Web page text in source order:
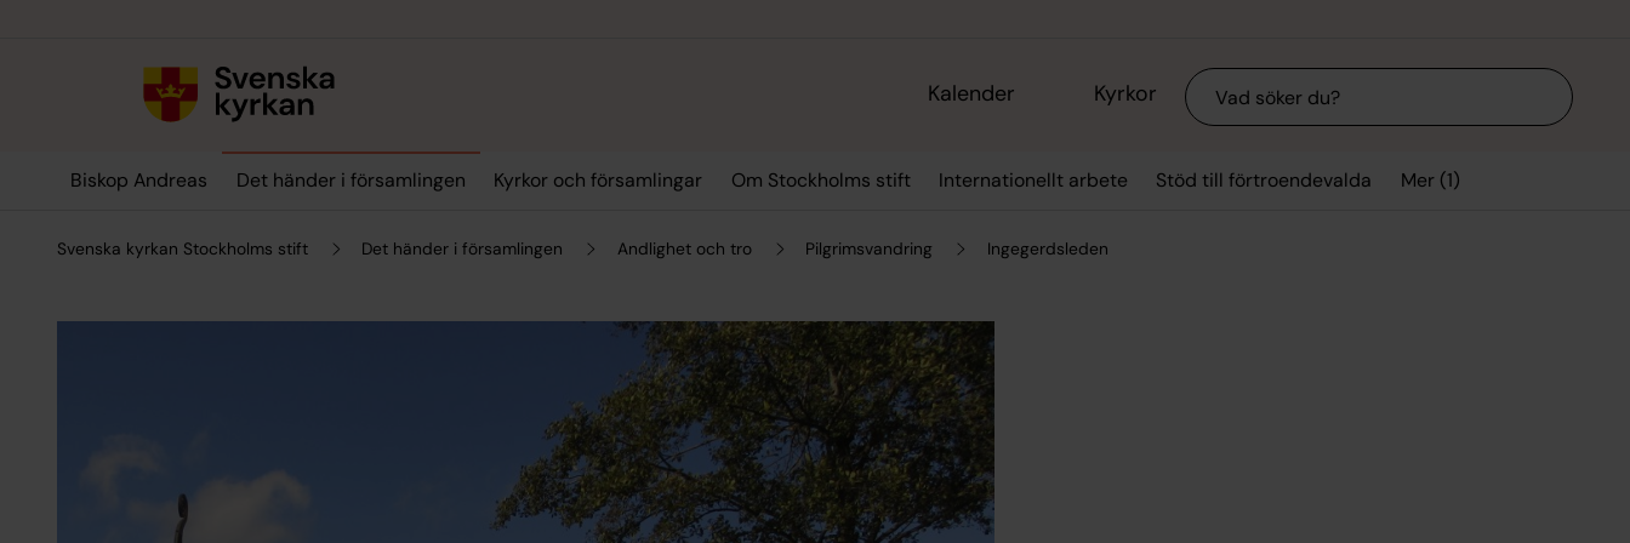
Kalender Kyrkor Sök
Biskop Andreas Det händer i församlingen Kyrkor och församlingar Om Stockholms stift Internationellt arbete Stöd till förtroendevalda Mer (1)
Svenska kyrkan Stockholms stift Det händer i församlingen Andlighet och tro Pilgrimsvandring Ingegerdsleden